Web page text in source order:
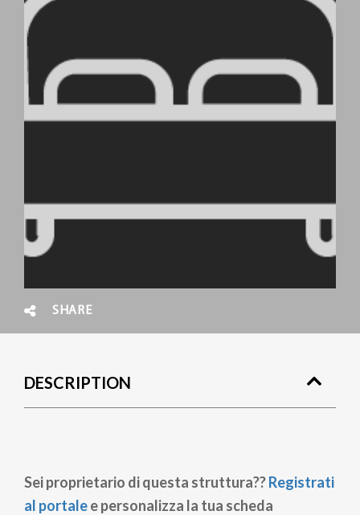
SHARE
DESCRIPTION
Sei proprietario di questa struttura??Registrati
al portalee personalizza la tua scheda